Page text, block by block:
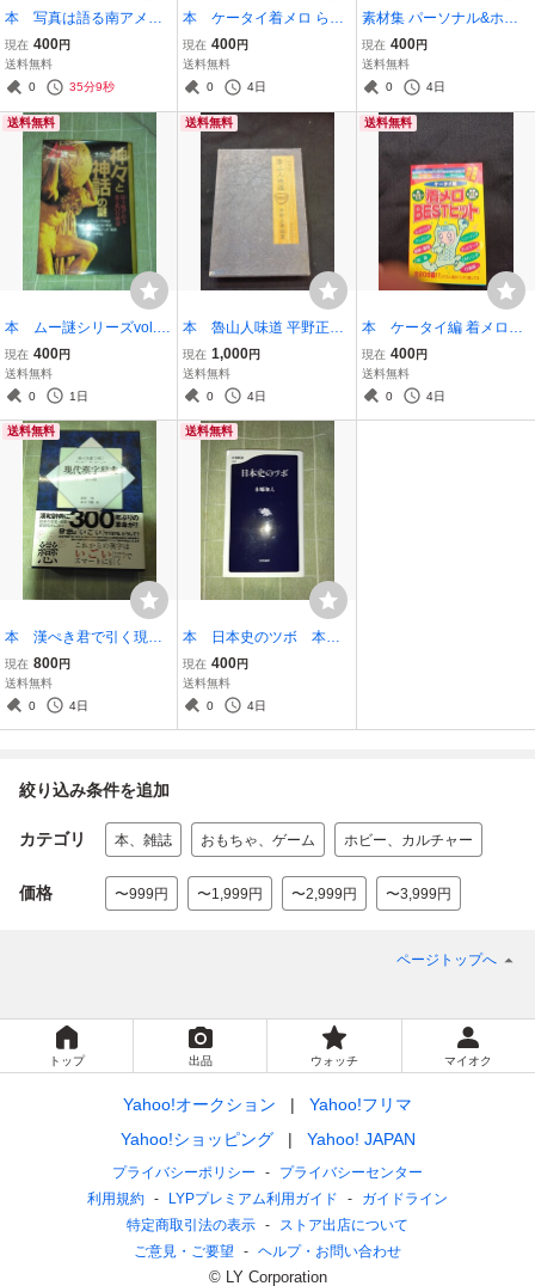
本 写真は語る南アメリ
カ・ブラジル・アマゾン
の魅力 二宮書店 松本
栄次 著 中古 2012年初
現在 400円
送料無料
0
35分8秒
本 ケータイ着メロ らく
らく攻略マニュアル ロマ
ンアルバム 決定版 中
古 徳間書店
現在 400円
送料無料
0
4日
素材集 パーソナル&ホー
ムユース編 CD-ROM for
Macintosh & Windows
中古 本にキズ、スレあ
現在 400円
送料無料
0
4日
送料無料
本 ムー謎シリーズvol.3
世界の神々と神話の
謎 中古 カバーがめく
れていたりシワがありま
現在 400円
送料無料
0
1日
送料無料
本 魯山人味道 平野正章
編著 東京書房社 古書 中
古 外箱角痛み、ヤケな
ど経年劣化あり
現在 1,000円
送料無料
0
4日
送料無料
本 ケータイ編 着メロBE
STヒット 全208曲 新機種
対応 NTT DoCoMo J-Pho
ne 中古 主婦と生活社
現在 400円
送料無料
0
4日
送料無料
本 漢ぺき君で引く現代
漢字辞典 サンルイ・ワ
ールドバンク 中古 山
田博編 少し傷あり
現在 800円
送料無料
0
4日
送料無料
本 日本史のツボ 本郷
和人 中古 帯無し 少
しシワあり 文藝春秋
文春新書
現在 400円
送料無料
0
4日
絞り込み条件を追加
カテゴリ 本、雑誌 おもちゃ、ゲーム ホビー、カルチャー
価格 〜999円 〜1,999円 〜2,999円 〜3,999円
ページトップへ
トップ 出品 ウォッチ マイオク
Yahoo!オークション
Yahoo!フリマ
Yahoo!ショッピング
Yahoo! JAPAN
プライバシーポリシー
プライバシーセンター
利用規約
LYPプレミアム利用ガイド
ガイドライン
特定商取引法の表示
ストア出店について
ご意見・ご要望
ヘルプ・お問い合わせ
© LY Corporation